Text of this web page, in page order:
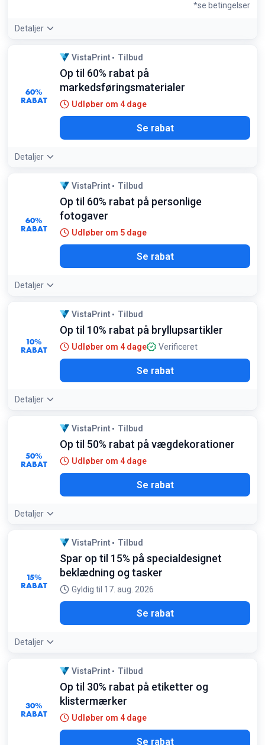
*se betingelser
Detaljer
Betingelser:
60%
RABAT
VistaPrint Tilbud
Op til 60% rabat på
markedsføringsmaterialer
Udløber om 4 dage
Se rabat
Detaljer
60%
RABAT
VistaPrint Tilbud
Op til 60% rabat på personlige
fotogaver
Udløber om 5 dage
Se rabat
Detaljer
10%
RABAT
VistaPrint Tilbud
Op til 10% rabat på bryllupsartikler
Udløber om 4 dage Verificeret
Se rabat
Detaljer
50%
RABAT
VistaPrint Tilbud
Op til 50% rabat på vægdekorationer
Udløber om 4 dage
Se rabat
Detaljer
15%
RABAT
VistaPrint Tilbud
Spar op til 15% på specialdesignet
beklædning og tasker
Gyldig til 17. aug. 2026
Se rabat
Detaljer
30%
RABAT
VistaPrint Tilbud
Op til 30% rabat på etiketter og
klistermærker
Udløber om 4 dage
Se rabat